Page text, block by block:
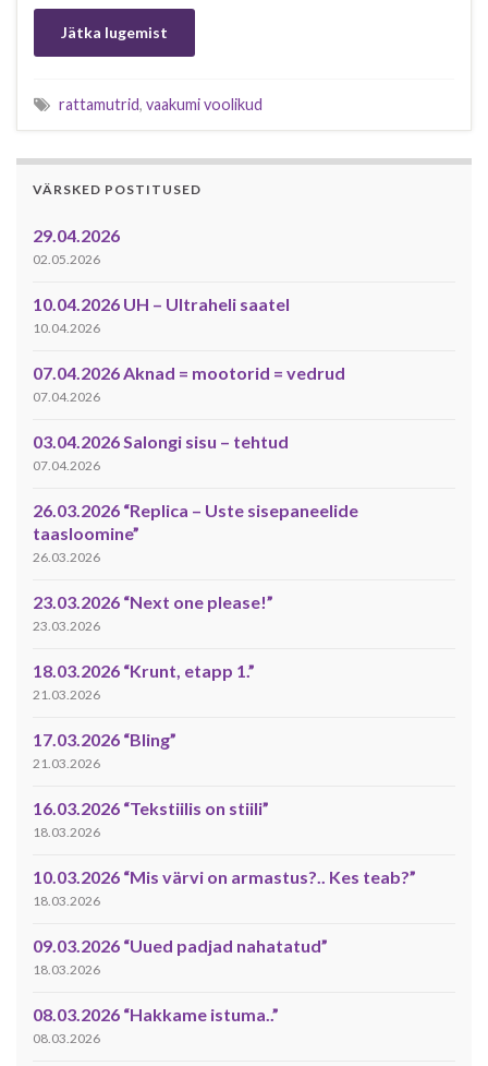
Jätka lugemist
rattamutrid, vaakumi voolikud
VÄRSKED POSTITUSED
29.04.2026
02.05.2026
10.04.2026 UH – Ultraheli saatel
10.04.2026
07.04.2026 Aknad = mootorid = vedrud
07.04.2026
03.04.2026 Salongi sisu – tehtud
07.04.2026
26.03.2026 “Replica – Uste sisepaneelide
taasloomine”
26.03.2026
23.03.2026 “Next one please!”
23.03.2026
18.03.2026 “Krunt, etapp 1.”
21.03.2026
17.03.2026 “Bling”
21.03.2026
16.03.2026 “Tekstiilis on stiili”
18.03.2026
10.03.2026 “Mis värvi on armastus?.. Kes teab?”
18.03.2026
09.03.2026 “Uued padjad nahatatud”
18.03.2026
08.03.2026 “Hakkame istuma..”
08.03.2026